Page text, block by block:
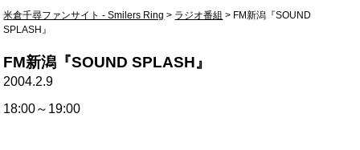
米倉千尋ファンサイト - Smilers Ring > ラジオ番組 > FM新潟『SOUND
SPLASH』
FM新潟『SOUND SPLASH』
2004.2.9
18:00～19:00